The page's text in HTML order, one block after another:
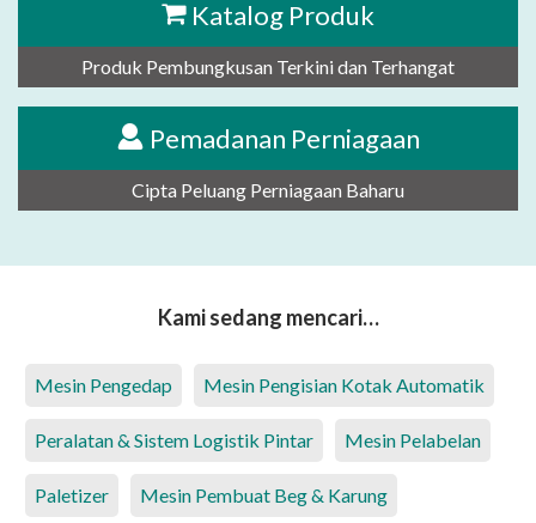
Katalog Produk
Produk Pembungkusan Terkini dan Terhangat
Pemadanan Perniagaan
Cipta Peluang Perniagaan Baharu
Kami sedang mencari…
Mesin Pengedap Mesin Pengisian Kotak Automatik
Peralatan & Sistem Logistik Pintar Mesin Pelabelan
Paletizer Mesin Pembuat Beg & Karung